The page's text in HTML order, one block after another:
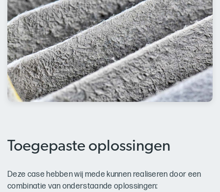
Toegepaste oplossingen
Deze case hebben wij mede kunnen realiseren door een
combinatie van onderstaande oplossingen: